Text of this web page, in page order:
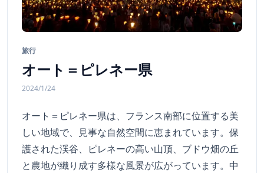
旅行
オート＝ピレネー県
2024/1/24
オート＝ピレネー県は、フランス南部に位置する美
しい地域で、見事な自然空間に恵まれています。保
護された渓谷、ピレネーの高い山頂、ブドウ畑の丘
と農地が織り成す多様な風景が広がっています。中